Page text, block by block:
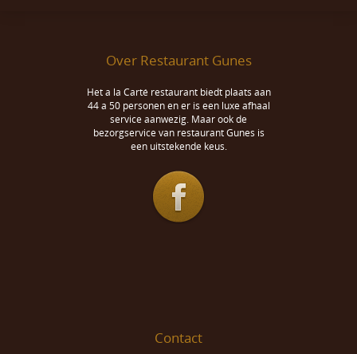
Over Restaurant Gunes
Het a la Carté restaurant biedt plaats aan
44 a 50 personen en er is een luxe afhaal
service aanwezig. Maar ook de
bezorgservice van restaurant Gunes is
een uitstekende keus.
Contact